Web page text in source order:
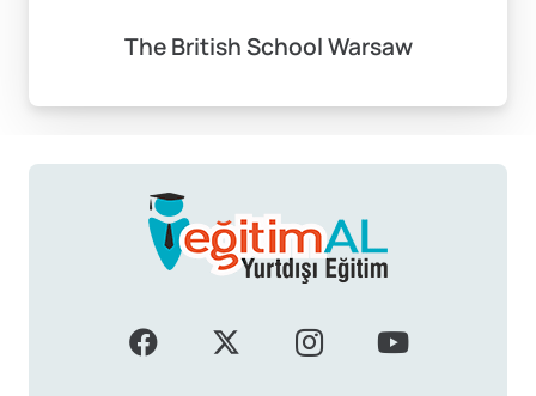
sonrası iş hayatına atılmalarına olanak tanır.
Teknik Lise (Technikum): 5 yıl süren bu
üniversiteye giriş hakkı sağlamaktadır.
Öğrenciler, mezuniyetlerinde mesleki yeterlilik
belgelerine sahip olurlar.
Öğrenciler İçin Fırsatlar ve
Seçimler
The British School Warsaw